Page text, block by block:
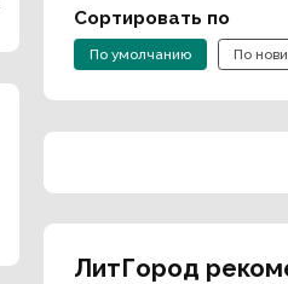
Сортировать по
По умолчанию По
ЛитГород